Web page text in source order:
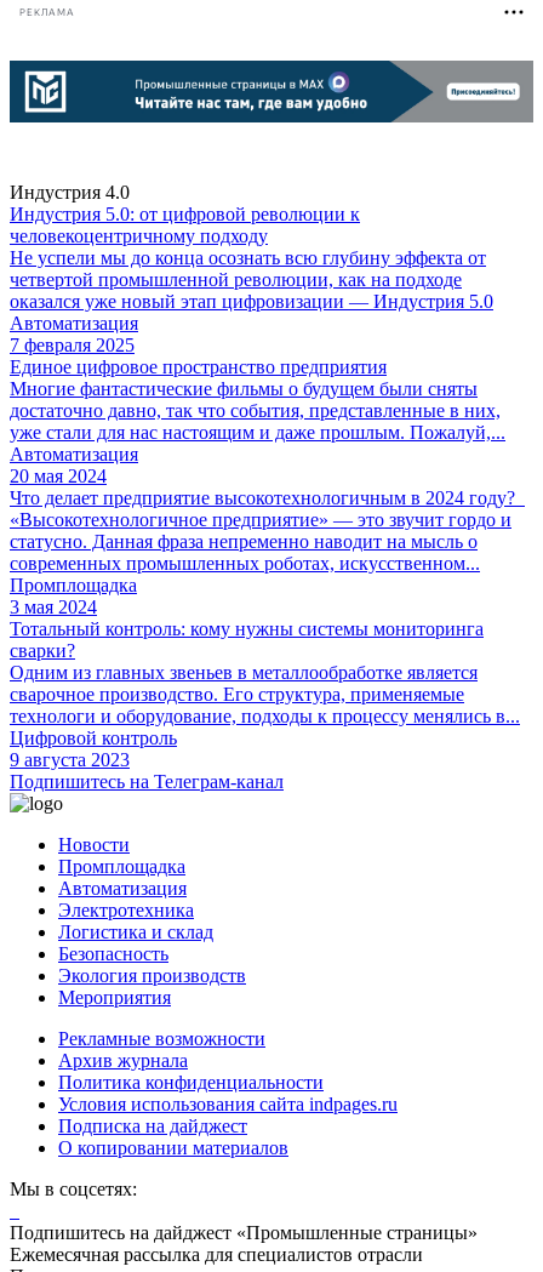
РЕКЛАМА
Индустрия 4.0
Индустрия 5.0: от цифровой революции к
человекоцентричному подходу
Не успели мы до конца осознать всю глубину эффекта от
четвертой промышленной революции, как на подходе
оказался уже новый этап цифровизации — Индустрия 5.0
Автоматизация
7 февраля 2025
Единое цифровое пространство предприятия
Многие фантастические фильмы о будущем были сняты
достаточно давно, так что события, представленные в них,
уже стали для нас настоящим и даже прошлым. Пожалуй,...
Автоматизация
20 мая 2024
Что делает предприятие высокотехнологичным в 2024 году?
«Высокотехнологичное предприятие» — это звучит гордо и
статусно. Данная фраза непременно наводит на мысль о
современных промышленных роботах, искусственном...
Промплощадка
3 мая 2024
Тотальный контроль: кому нужны системы мониторинга
сварки?
Одним из главных звеньев в металлообработке является
сварочное производство. Его структура, применяемые
технологи и оборудование, подходы к процессу менялись в...
Цифровой контроль
9 августа 2023
Подпишитесь на Телеграм-канал
Новости
Промплощадка
Автоматизация
Электротехника
Логистика и склад
Безопасность
Экология производств
Мероприятия
Рекламные возможности
Архив журнала
Политика конфиденциальности
Условия использования сайта indpages.ru
Подписка на дайджест
О копировании материалов
Мы в соцсетях:
Подпишитесь на дайджест «Промышленные страницы»
Ежемесячная рассылка для специалистов отрасли